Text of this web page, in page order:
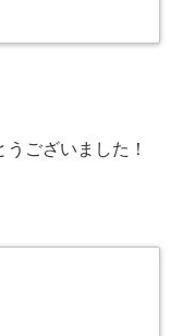
ございました！